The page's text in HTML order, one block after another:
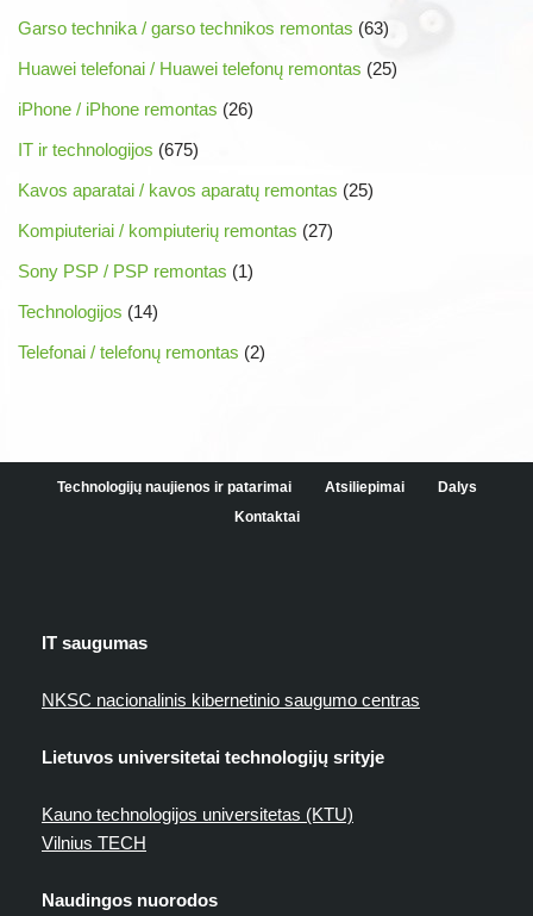
Garso technika / garso technikos remontas (63)
Huawei telefonai / Huawei telefonų remontas (25)
iPhone / iPhone remontas (26)
IT ir technologijos (675)
Kavos aparatai / kavos aparatų remontas (25)
Kompiuteriai / kompiuterių remontas (27)
Sony PSP / PSP remontas (1)
Technologijos (14)
Telefonai / telefonų remontas (2)
Technologijų naujienos ir patarimai Atsiliepimai
Dalys
Kontaktai
IT saugumas
NKSC nacionalinis kibernetinio saugumo centras
Lietuvos universitetai technologijų srityje
Kauno technologijos universitetas (KTU)
Vilnius TECH
Naudingos nuorodos